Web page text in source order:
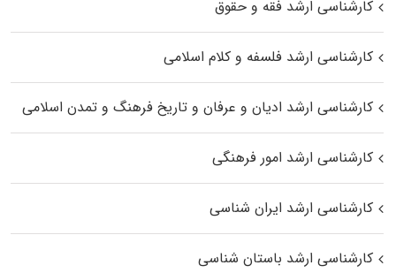
کارشناسی ارشد فقه و حقوق
کارشناسی ارشد فلسفه و کلام اسلامی
کارشناسی ارشد ادیان و عرفان و تاریخ فرهنگ و تمدن اسلامی
کارشناسی ارشد امور فرهنگی
کارشناسی ارشد ایران شناسی
کارشناسی ارشد باستان شناسی